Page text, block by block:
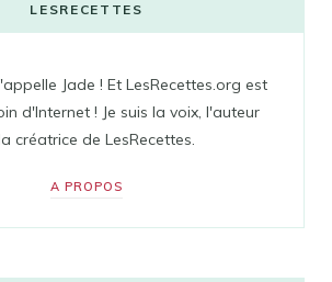
LESRECETTES
Jade ! Et LesRecettes.org est
d'Internet ! Je suis la voix, l'auteur
créatrice de LesRecettes.
A PROPOS